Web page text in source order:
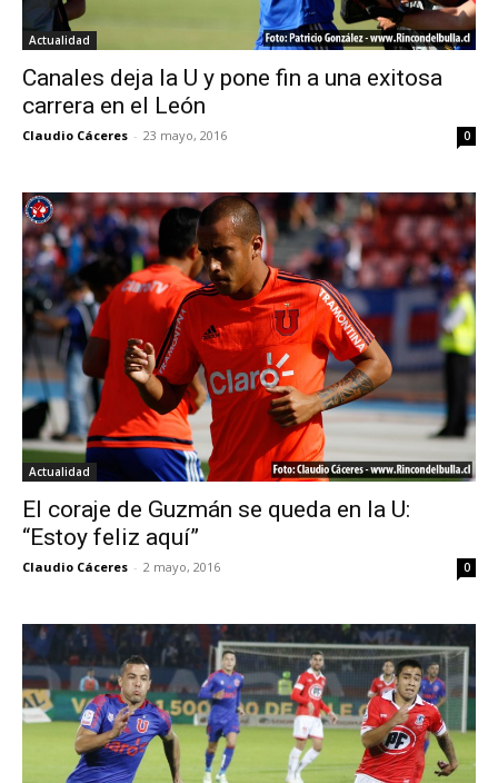
Actualidad
Canales deja la U y pone fin a una exitosa
carrera en el León
Claudio Cáceres - 23 mayo, 2016 0
Actualidad
El coraje de Guzmán se queda en la U:
“Estoy feliz aquí”
Claudio Cáceres - 2 mayo, 2016 0